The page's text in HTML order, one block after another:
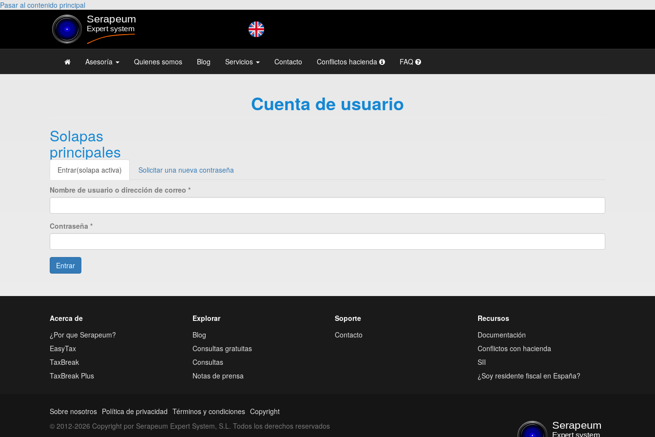
Pasar al contenido principal
Asesoría Quienes somos Blog Servicios Contacto Conflictos hacienda FAQ
Cuenta de usuario
Solapas
principales
Entrar(solapa activa) Solicitar una nueva contraseña
Nombre de usuario o dirección de correo *
Contraseña *
Entrar
Acerca de
¿Por que Serapeum?
EasyTax
TaxBreak
TaxBreak Plus
Explorar
Blog
Consultas gratuitas
Consultas
Notas de prensa
Soporte
Contacto
Recursos
Documentación
Conflictos con hacienda
SII
¿Soy residente fiscal en España?
Sobre nosotros Política de privacidad Términos y condiciones Copyright
© 2012-2026 Copyright por Serapeum Expert System, S.L. Todos los derechos reservados